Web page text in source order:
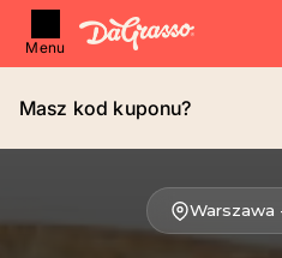
Menu
Masz kod kuponu?
Warszawa